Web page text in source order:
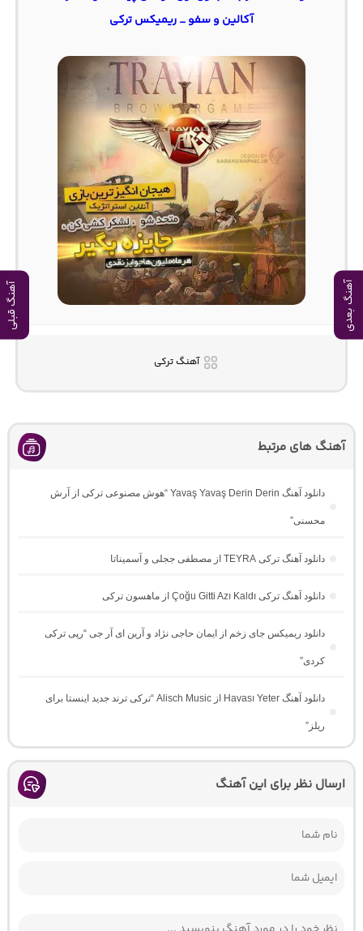
آهنگ بعدی آهنگ قبلی
آکالین و سفو _ ریمیکس ترکی
آهنگ ترکی
آهنگ های مرتبط
دانلود آهنگ Yavaş Yavaş Derin Derin “هوش مصنوعی ترکی از آرش
محسنی”
دانلود آهنگ ترکی TEYRA از مصطفی ججلی و آسمیناتا
دانلود آهنگ ترکی Çoğu Gitti Azı Kaldı از ماهسون ترکی
دانلود ریمیکس جای زخم از ایمان حاجی نژاد و آرین ای آر جی “رپی ترکی
کردی”
دانلود آهنگ Havası Yeter از Alisch Music “ترکی ترند جدید اینستا برای
ریلز”
ارسال نظر برای این آهنگ